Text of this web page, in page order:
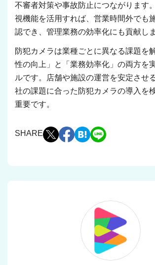
不審者対策や事故防止につながります
視機能を活用すれば、営業時間外でも
認でき、管理業務の効率化にも貢献しま
防犯カメラは業種ごとに異なる課題を
性の向上」と「業務効率化」の両方を
ルです。店舗や施設の運営を安定させ
社の課題に合った防犯カメラの導入を
重要です。
SHARE